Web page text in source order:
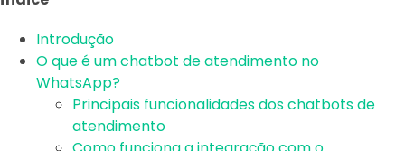
Introdução
O que é um chatbot de atendimento no
WhatsApp?
Principais funcionalidades dos chatbots de
atendimento